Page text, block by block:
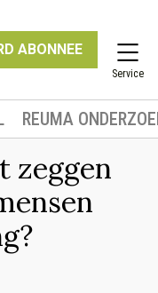
ABONNEE
Service
REUMA
zeggen